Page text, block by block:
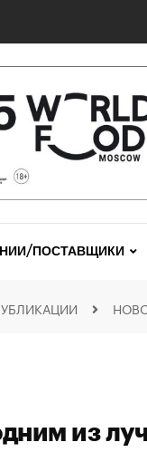
ПОСТАВЩИКИ
из